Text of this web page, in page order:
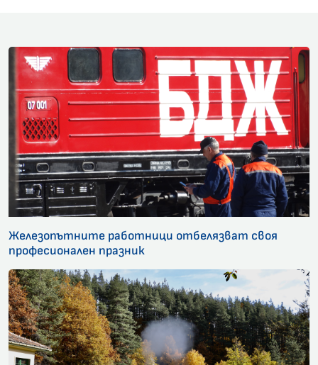
Железопътните работници отбелязват своя
професионален празник